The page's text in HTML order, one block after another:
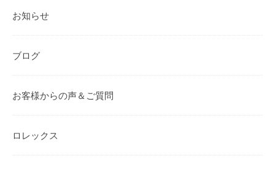
お知らせ
ブログ
お客様からの声＆ご質問
ロレックス